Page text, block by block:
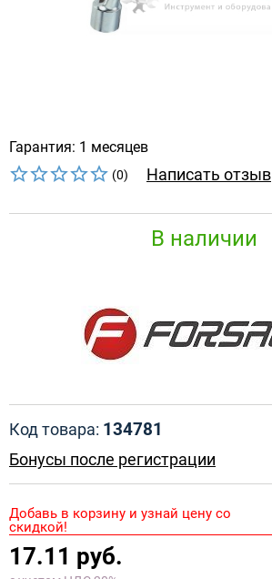
Гарантия: 1 месяцев
(0) Написать отзыв
В наличии
Код товара: 134781
Бонусы после регистрации
Добавь в корзину и узнай цену со
скидкой!
17.11 руб.